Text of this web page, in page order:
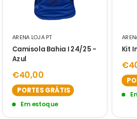
ARENA LOJA PT
Camisola Bahia I 24/25 -
Azul
€40,00
PORTES GRÁTIS
Em estoque
Kit